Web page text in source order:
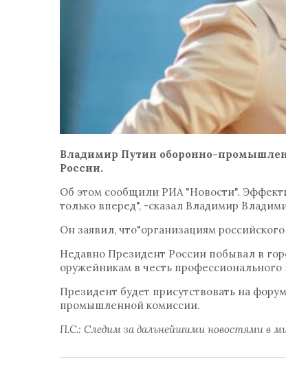
Владимир Путин оборонно-
России.
Об этом сообщили РИА "Новости".
только вперед", -сказал Владимир
Он заявил, что"организациям
Недавно Президент России побывал в
оружейникам в честь профессионального
Президент будет присутствовать на
промышленной комиссии.
П.С.: Следим за дальнейшими новостями в